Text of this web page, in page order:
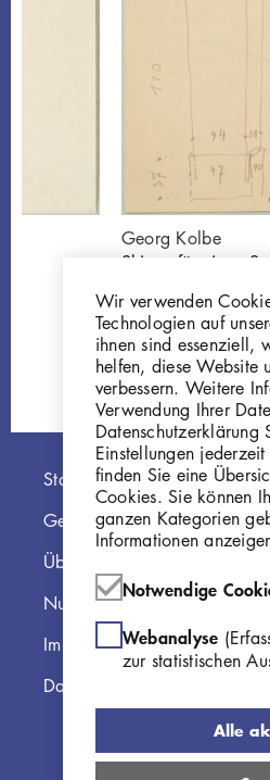
Georg Kolbe
Skizze für einen
Hauptnavigation
Startseite
Georg Kolbe Museum
Über die Online Sammlung
Nutzungshinweise
Impressum
Datenschutzerklärung
Wir verwenden
Technologien auf
ihnen sind essenziell,
helfen, diese Website
verbessern. Weitere
Verwendung Ihrer
Datenschutzerklärung
Einstellungen
finden Sie eine
Cookies. Sie können
ganzen Kategorien
Informationen
Notwendige
Webanalyse
zur statistischen
Alle